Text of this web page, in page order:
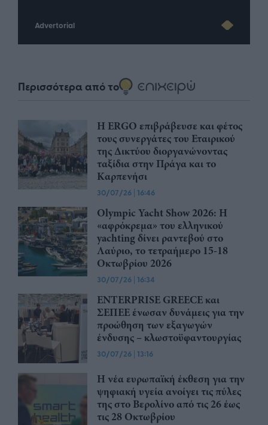
Advertorial
Περισσότερα από το
Η ERGO επιβράβευσε και φέτος
τους συνεργάτες του Εταιρικού
της Δικτύου διοργανώνοντας
ταξίδια στην Πράγα και το
Καρπενήσι
30/07/26 | 16:46
Olympic Yacht Show 2026: Η
«αφρόκρεμα» του ελληνικού
yachting δίνει ραντεβού στο
Λαύριο, το τετραήμερο 15-18
Οκτωβρίου 2026
30/07/26 | 16:34
ENTERPRISE GREECE και
ΣΕΠΕΕ ένωσαν δυνάμεις για την
προώθηση των εξαγωγών
ένδυσης – κλωστοϋφαντουργίας
30/07/26 | 13:16
Η νέα ευρωπαϊκή έκθεση για την
ψηφιακή υγεία ανοίγει τις πύλες
της στο Βερολίνο από τις 26 έως
τις 28 Οκτωβρίου